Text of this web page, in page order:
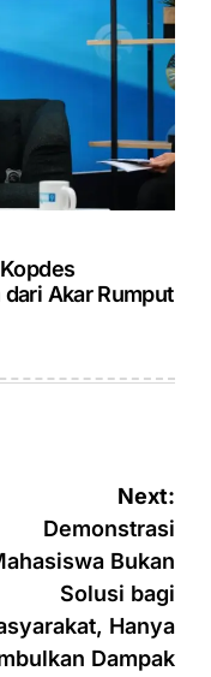
Akar Rumput
Next:
Demonstrasi
Bukan
Solusi bagi
Hanya
Dampak